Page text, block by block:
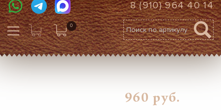
8 (910) 964 40 14
0
960 руб.